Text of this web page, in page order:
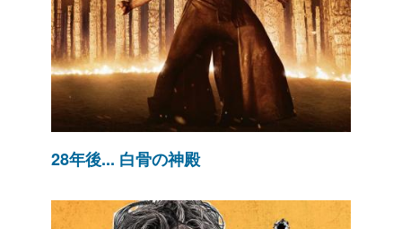
28年後... 白骨の神殿